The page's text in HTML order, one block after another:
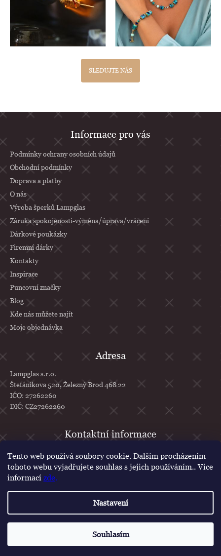
Tento web používá soubory cookie. Dalším procházením
tohoto webu vyjadřujete souhlas s jejich používáním.. Více
informací zde.
Nastavení
Souhlasím
SLEDUJTE NÁS
á
a
í
Informace pro vás
Podmínky ochrany osobních údajů
Obchodní podmínky
Doprava a platby
O nás
Výroba šperků Lampglas
Záruka spokojenosti-výměna/úprava/vrácení
Dárkové poukázky
Firemní dárky
Kontakty
Inspirace
Puncovní značky
Blog
Kde nás můžete najít
Moje objednávka
Adresa
Lampglas s.r.o.
Štefánikova 520, Železný Brod 468 22
IČO: 27262260
DIČ: CZ27262260
info@lampglas.cz
+420 777 610 707
lampglascz
. Všechna práva vyhrazena.
Poukázka na první nákup